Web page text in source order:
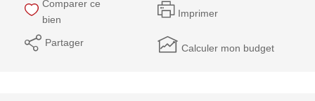
Espace Client Aurillac (AGI)
Comparer ce
bien
Imprimer
Partager Calculer mon budget